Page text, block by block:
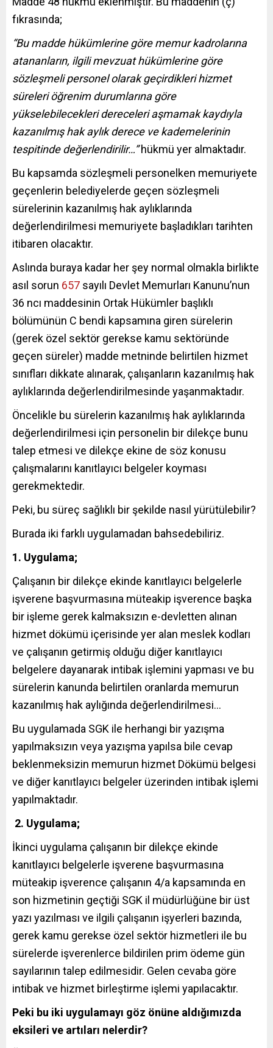
fıkrasında;
“Bu madde hükümlerine göre memur kadrolarına
atananların, ilgili mevzuat hükümlerine göre
sözleşmeli personel olarak geçirdikleri hizmet
süreleri öğrenim durumlarına göre
yükselebilecekleri dereceleri aşmamak kaydıyla
kazanılmış hak aylık derece ve kademelerinin
tespitinde değerlendirilir…”hükmü yer almaktadır.
Bu kapsamda sözleşmeli personelken memuriyete
geçenlerin belediyelerde geçen sözleşmeli
sürelerinin kazanılmış hak aylıklarında
değerlendirilmesi memuriyete başladıkları tarihten
itibaren olacaktır.
Aslında buraya kadar her şey normal olmakla birlikte
asıl sorun 657 sayılı Devlet Memurları Kanunu’nun
36 ncı maddesinin Ortak Hükümler başlıklı
bölümünün C bendi kapsamına giren sürelerin
(gerek özel sektör gerekse kamu sektöründe
geçen süreler) madde metninde belirtilen hizmet
sınıfları dikkate alınarak, çalışanların kazanılmış hak
aylıklarında değerlendirilmesinde yaşanmaktadır.
Öncelikle bu sürelerin kazanılmış hak aylıklarında
değerlendirilmesi için personelin bir dilekçe bunu
talep etmesi ve dilekçe ekine de söz konusu
çalışmalarını kanıtlayıcı belgeler koyması
gerekmektedir.
Peki, bu süreç sağlıklı bir şekilde nasıl yürütülebilir­?
Burada iki farklı uygulamadan bahsedebiliriz.
1. Uygulama;
Çalışanın bir dilekçe ekinde kanıtlayıcı belgelerle
işverene başvurmasına müteakip işverence başka
bir işleme gerek kalmaksızın e-devletten alınan
hizmet dökümü içerisinde yer alan meslek kodları
ve çalışanın getirmiş olduğu diğer kanıtlayıcı
belgelere dayanarak intibak işlemini yapması ve bu
sürelerin kanunda belirtilen oranlarda memurun
kazanılmış hak aylığında değerlendirilmesi…
Bu uygulamada SGK ile herhangi bir yazışma
yapılmaksızın veya yazışma yapılsa bile cevap
beklenmeksizin memurun hizmet Dökümü belgesi
ve diğer kanıtlayıcı belgeler üzerinden intibak işlemi
yapılmaktadır.
2. Uygulama;
İkinci uygulama çalışanın bir dilekçe ekinde
kanıtlayıcı belgelerle işverene başvurmasına
müteakip işverence çalışanın 4/a kapsamında en
son hizmetinin geçtiği SGK il müdürlüğüne bir üst
yazı yazılması ve ilgili çalışanın işyerleri bazında,
gerek kamu gerekse özel sektör hizmetleri ile bu
sürelerde işverenlerce bildirilen prim ödeme gün
sayılarının talep edilmesidir. Gelen cevaba göre
intibak ve hizmet birleştirme işlemi yapılacaktır.
Peki bu iki uygulamayı göz önüne aldığımızda
eksileri ve artıları nelerdir?